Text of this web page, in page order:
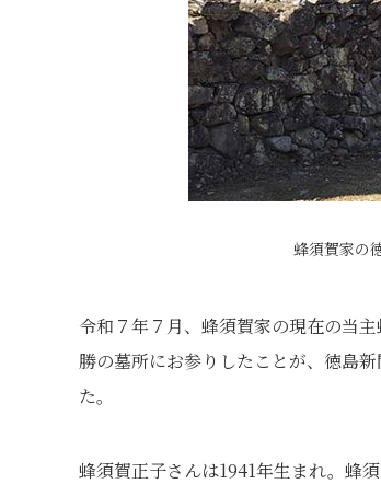
蜂須賀家の
令和７年７月、蜂須賀家の現在の当
勝の墓所にお参りしたことが、徳島
た。
蜂須賀正子さんは1941年生まれ。蜂